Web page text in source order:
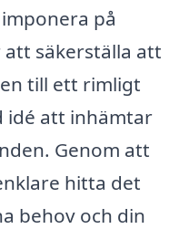
på
säkerställa att
till ett rimligt
idé att inhämtar
Genom att
hitta det
behov och din